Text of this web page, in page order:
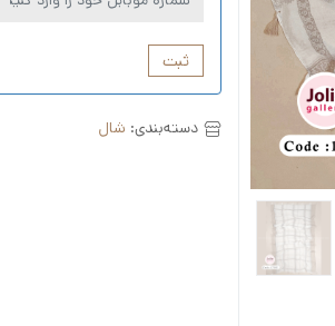
ثبت
دسته‌بندی: شال